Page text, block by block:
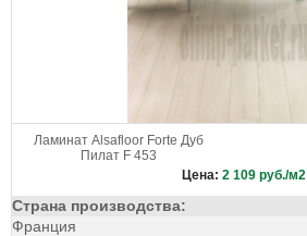
Ламинат Alsafloor Forte Дуб
Пилат F 453
Цена: 2 109 руб./м2
Страна производства:
Франция